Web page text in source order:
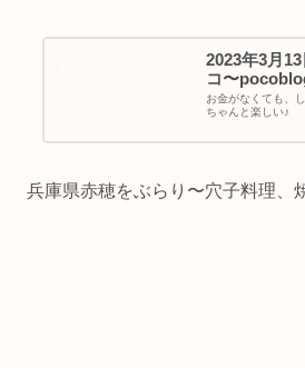
2023年3月
コ〜
お金がなくても、
ちゃんと楽しい♪
兵庫県赤穂をぶらり〜穴子料理、